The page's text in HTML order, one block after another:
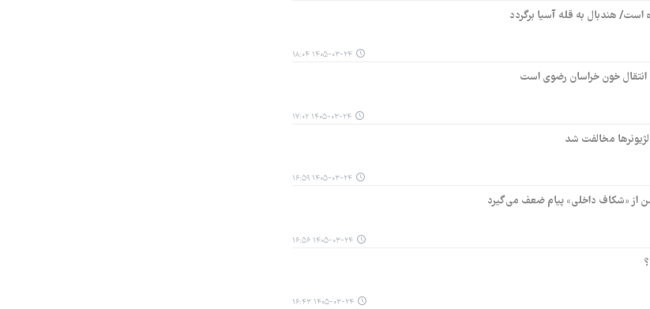
هندبال به قله آسیا برگردد
۱۴۰۵-۰۳-۲۴ ۱۸:۰۴
خون خراسان رضوی است
۱۴۰۵-۰۳-۲۴ ۱۷:۰۲
مخالفت شد
۱۴۰۵-۰۳-۲۴ ۱۶:۵۹
از «شکاف داخلی» پیام ضعف می‌گیرد
۱۴۰۵-۰۳-۲۴ ۱۶:۵۶
۱۴۰۵-۰۳-۲۴ ۱۶:۴۳